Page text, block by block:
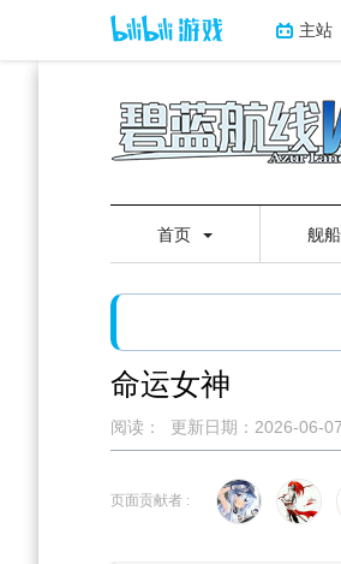
主站
首页 舰船
命运女神
阅读： 更新日期： 2026-06-07
到
到
页面贡献者 :